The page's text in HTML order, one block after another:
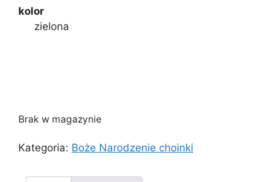
kolor
zielona
Brak w magazynie
Kategoria: Boże Narodzenie choinki